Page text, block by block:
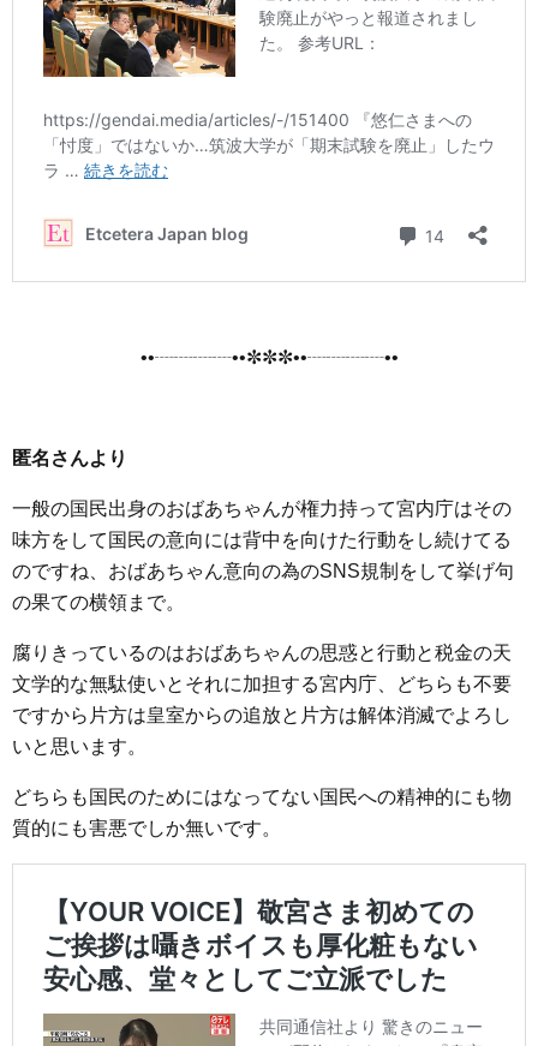
••┈┈┈┈••✼✼✼••┈┈┈┈••
匿名さんより
一般の国民出身のおばあちゃんが権力持って宮内庁はその
味方をして国民の意向には背中を向けた行動をし続けてる
のですね、おばあちゃん意向の為のSNS規制をして挙げ句
の果ての横領まで。
腐りきっているのはおばあちゃんの思惑と行動と税金の天
文学的な無駄使いとそれに加担する宮内庁、どちらも不要
ですから片方は皇室からの追放と片方は解体消滅でよろし
いと思います。
どちらも国民のためにはなってない国民への精神的にも物
質的にも害悪でしか無いです。